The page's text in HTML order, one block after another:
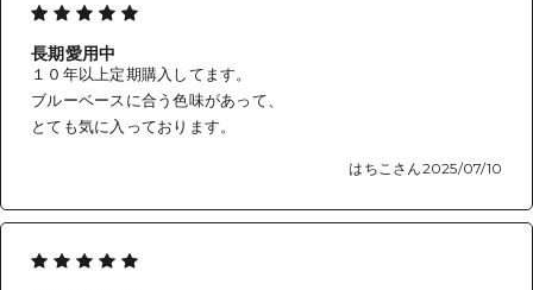
長期愛用中
１０年以上定期購入してます。
ブルーベースに合う色味があって、
とても気に入っております。
はちこさん2025/07/10